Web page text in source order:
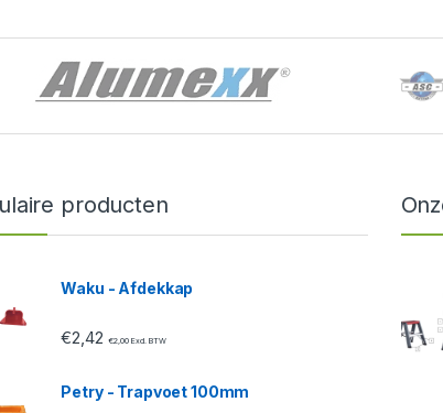
producten
Waku - Afdekkap
€2,42 €2,00Excl. BTW
Petry - Trapvoet 100mm